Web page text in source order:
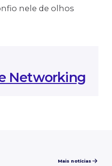
nele de olhos
Networking
Mais notícias